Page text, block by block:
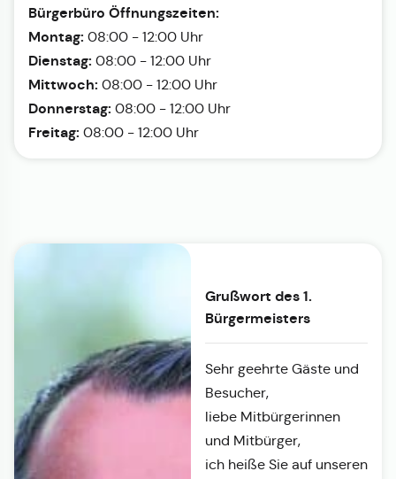
Bürgerbüro Öffnungszeiten:
Montag: 08:00 - 12:00 Uhr
Dienstag: 08:00 - 12:00 Uhr
Mittwoch: 08:00 - 12:00 Uhr
Donnerstag: 08:00 - 12:00 Uhr
Freitag: 08:00 - 12:00 Uhr
Grußwort des 1.
Bürgermeisters
Sehr geehrte Gäste und
Besucher,
liebe Mitbürgerinnen
und Mitbürger,
ich heiße Sie auf unseren